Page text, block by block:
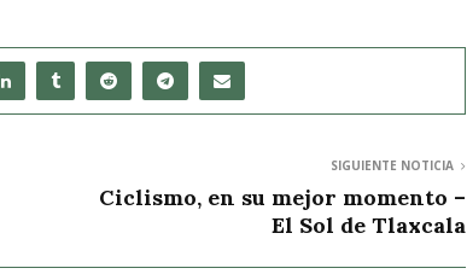
SIGUIENTE NOTICIA
Ciclismo, en su mejor momento –
El Sol de Tlaxcala